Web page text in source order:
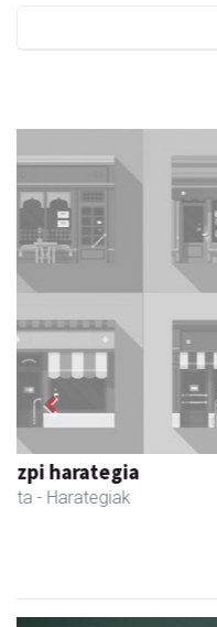
Barn trasteleku eta
Urnieta - Trastelekuak
Previous